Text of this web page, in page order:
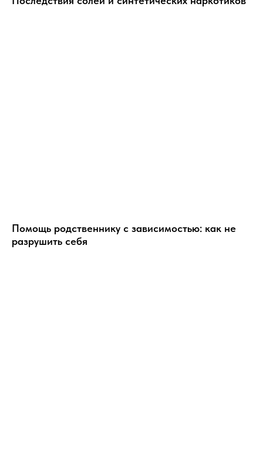
Помощь родственнику с зависимостью: как не
разрушить себя